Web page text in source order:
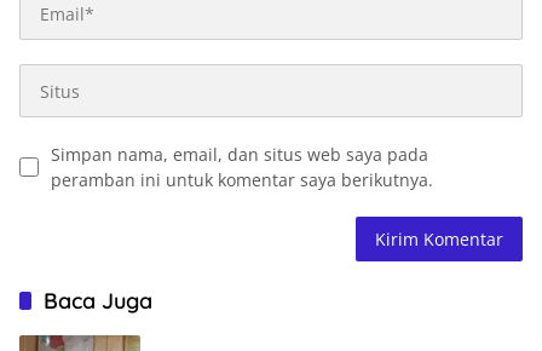
Simpan nama, email, dan situs web saya pada
peramban ini untuk komentar saya berikutnya.
Baca Juga